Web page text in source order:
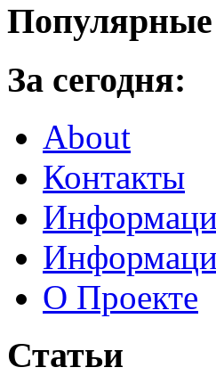
Популярные
За сегодня:
About
Контакты
О Проекте
Статьи